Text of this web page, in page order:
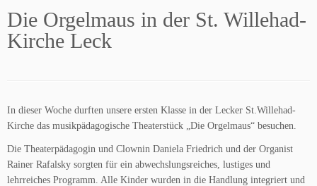
Die Orgelmaus in der St. Willehad-
Kirche Leck
In dieser Woche durften unsere ersten Klasse in der Lecker St.Willehad-
Kirche das musikpädagogische Theaterstück „Die Orgelmaus“ besuchen.
Die Theaterpädagogin und Clownin Daniela Friedrich und der Organist
Rainer Rafalsky sorgten für ein abwechslungsreiches, lustiges und
lehrreiches Programm. Alle Kinder wurden in die Handlung integriert und